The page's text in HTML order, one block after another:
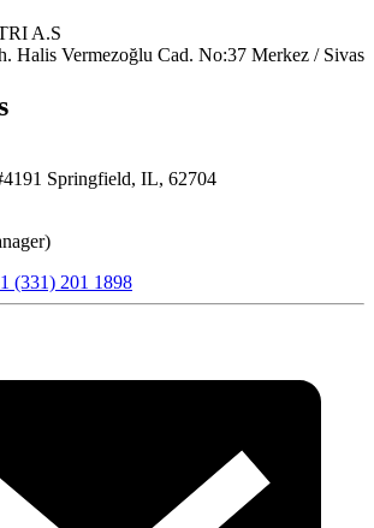
A.S
Halis Vermezoğlu Cad. No:37 Merkez / Sivas
Springfield, IL, 62704
(331) 201 1898